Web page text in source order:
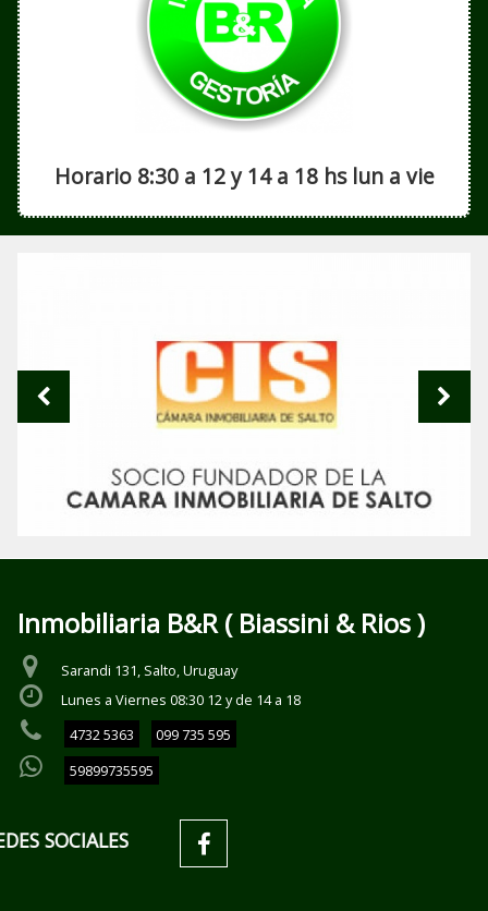
Horario 8:30 a 12 y 14 a 18 hs lun a vie
Inmobiliaria B&R ( Biassini & Rios )
Sarandi 131, Salto, Uruguay
Lunes a Viernes 08:30 12 y de 14 a 18
4732 5363
099 735 595
59899735595
REDES SOCIALES